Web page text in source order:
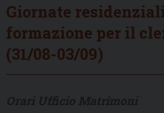
Giornate
formazione per il
(31/08-03/09)